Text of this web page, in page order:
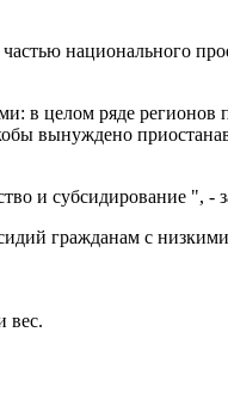
национального
в целом ряде регионов
вынуждено
и субсидирование ", -
гражданам с
вес.